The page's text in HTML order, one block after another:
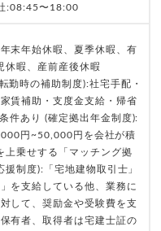
:08:45〜18:00
末年始休暇、夏季休暇、有
休暇、産前産後休暇
勤時の補助制度):社宅手配・
賃補助・支度金支給・帰省
件あり (確定拠出年金制度):
円~50,000円を会社が積
上乗せする「マッチング拠
制度):「宅地建物取引士」
を支給している他、業務に
して、奨励金や受験費を支
有者、取得者は宅建士証の